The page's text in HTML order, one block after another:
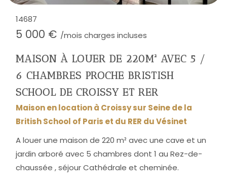
14687
5 000 € /mois charges incluses
MAISON À LOUER DE 220M² AVEC 5 /
6 CHAMBRES PROCHE BRISTISH
SCHOOL DE CROISSY ET RER
Maison en location à Croissy sur Seine de la
British School of Paris et du RER du Vésinet
A louer une maison de 220 m² avec une cave et un
jardin arboré avec 5 chambres dont 1 au Rez-de-
chaussée , séjour Cathédrale et cheminée.